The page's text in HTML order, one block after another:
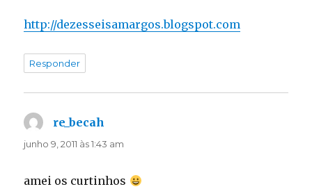
http://dezesseisamargos.blogspot.com
Responder
re_becah
junho 9, 2011 às 1:43 am
amei os curtinhos